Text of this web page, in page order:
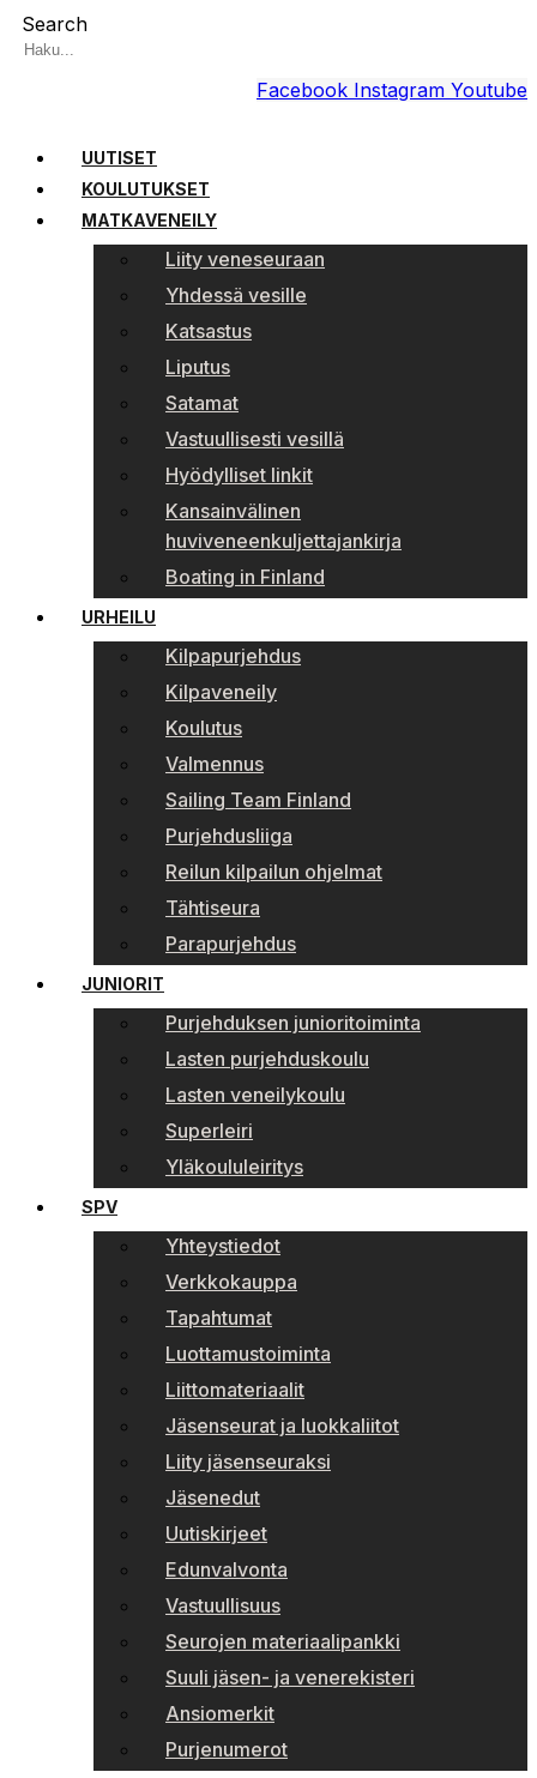
Search
Facebook Instagram Youtube
UUTISET
KOULUTUKSET
MATKAVENEILY
Liity veneseuraan
Yhdessä vesille
Katsastus
Liputus
Satamat
Vastuullisesti vesillä
Hyödylliset linkit
Kansainvälinen
huviveneenkuljettajankirja
Boating in Finland
URHEILU
Kilpapurjehdus
Kilpaveneily
Koulutus
Valmennus
Sailing Team Finland
Purjehdusliiga
Reilun kilpailun ohjelmat
Tähtiseura
Parapurjehdus
JUNIORIT
Purjehduksen junioritoiminta
Lasten purjehduskoulu
Lasten veneilykoulu
Superleiri
Yläkoululeiritys
SPV
Yhteystiedot
Verkkokauppa
Tapahtumat
Luottamustoiminta
Liittomateriaalit
Jäsenseurat ja luokkaliitot
Liity jäsenseuraksi
Jäsenedut
Uutiskirjeet
Edunvalvonta
Vastuullisuus
Seurojen materiaalipankki
Suuli jäsen- ja venerekisteri
Ansiomerkit
Purjenumerot